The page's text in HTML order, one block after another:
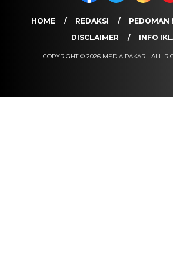
HOME REDAKSI
PEDOMAN
DISCLAIMER
INFO
COPYRIGHT © 2026 MEDIA PAKAR - ALL